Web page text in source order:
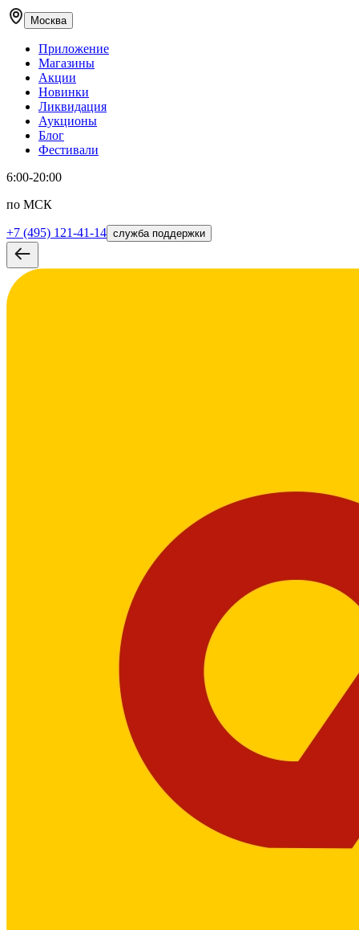
Москва
Приложение
Магазины
Акции
Новинки
Ликвидация
Аукционы
Блог
Фестивали
6:00-20:00
по МСК
+7 (495) 121-41-14 служба поддержки